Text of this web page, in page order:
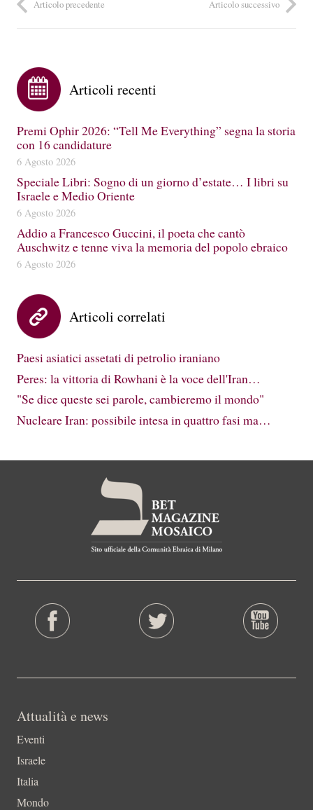
Articolo precedente Articolo successivo
Articoli recenti
Premi Ophir 2026: “Tell Me Everything” segna la storia
con 16 candidature
6 Agosto 2026
Speciale Libri: Sogno di un giorno d’estate… I libri su
Israele e Medio Oriente
6 Agosto 2026
Addio a Francesco Guccini, il poeta che cantò
Auschwitz e tenne viva la memoria del popolo ebraico
6 Agosto 2026
Articoli correlati
Paesi asiatici assetati di petrolio iraniano
Peres: la vittoria di Rowhani è la voce dell'Iran…
"Se dice queste sei parole, cambieremo il mondo"
Nucleare Iran: possibile intesa in quattro fasi ma…
Attualità e news
Eventi
Israele
Italia
Mondo